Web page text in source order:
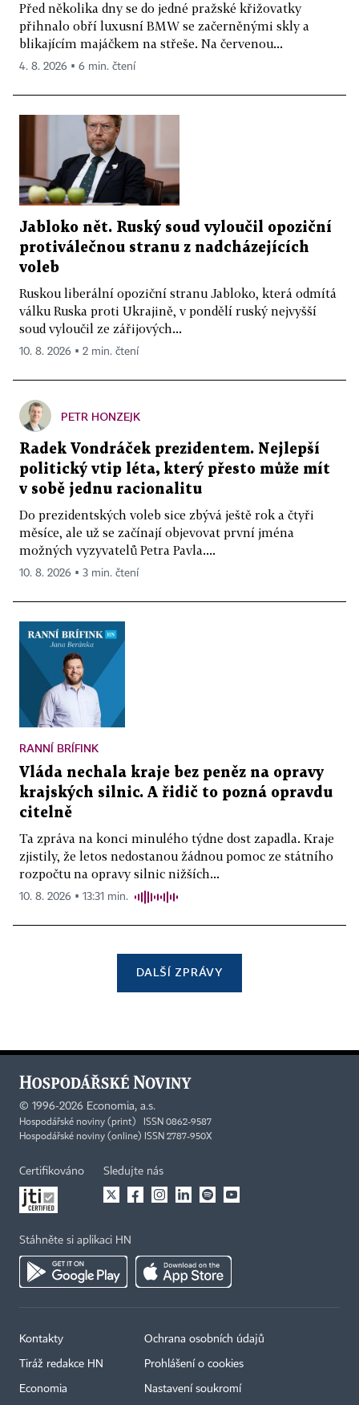
Před několika dny se do jedné pražské křižovatky
přihnalo obří luxusní BMW se začerněnými skly a
blikajícím majáčkem na střeše. Na červenou...
4. 8. 2026 ▪ 6 min. čtení
Jabloko nět. Ruský soud vyloučil opoziční
protiválečnou stranu z nadcházejících
voleb
Ruskou liberální opoziční stranu Jabloko, která odmítá
válku Ruska proti Ukrajině, v pondělí ruský nejvyšší
soud vyloučil ze zářijových...
10. 8. 2026 ▪ 2 min. čtení
PETR HONZEJK
Radek Vondráček prezidentem. Nejlepší
politický vtip léta, který přesto může mít
v sobě jednu racionalitu
Do prezidentských voleb sice zbývá ještě rok a čtyři
měsíce, ale už se začínají objevovat první jména
možných vyzyvatelů Petra Pavla....
10. 8. 2026 ▪ 3 min. čtení
RANNÍ BRÍFINK
Vláda nechala kraje bez peněz na opravy
krajských silnic. A řidič to pozná opravdu
citelně
Ta zpráva na konci minulého týdne dost zapadla. Kraje
zjistily, že letos nedostanou žádnou pomoc ze státního
rozpočtu na opravy silnic nižších...
10. 8. 2026 ▪ 13:31 min.
DALŠÍ ZPRÁVY
© 1996-2026 Economia, a.s.
Hospodářské noviny (print) ISSN 0862-9587
Hospodářské noviny (online) ISSN 2787-950X
Certifikováno Sledujte nás
Stáhněte si aplikaci HN
Kontakty
Tiráž redakce HN
Economia
Ochrana osobních údajů
Prohlášení o cookies
Nastavení soukromí